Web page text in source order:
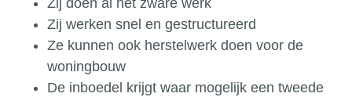
Zij doen al het zware werk
Zij werken snel en gestructureerd
Ze kunnen ook herstelwerk doen voor de
woningbouw
De inboedel krijgt waar mogelijk een tweede